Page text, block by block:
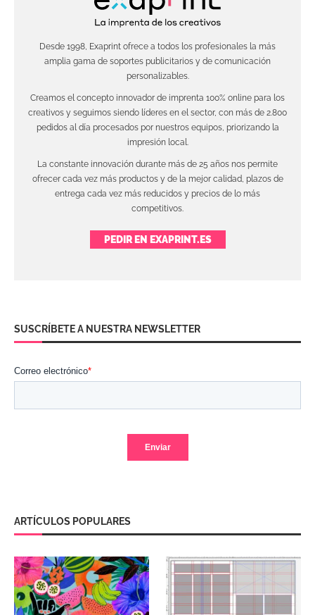
Desde 1998, Exaprint ofrece a todos los profesionales la más
amplia gama de soportes publicitarios y de comunicación
personalizables.
Creamos el concepto innovador de imprenta 100% online para los
creativos y seguimos siendo líderes en el sector, con más de 2.800
pedidos al día procesados por nuestros equipos, priorizando la
impresión local.
La constante innovación durante más de 25 años nos permite
ofrecer cada vez más productos y de la mejor calidad, plazos de
entrega cada vez más reducidos y precios de lo más
competitivos.
PEDIR EN EXAPRINT.ES
SUSCRÍBETE A NUESTRA NEWSLETTER
ARTÍCULOS POPULARES